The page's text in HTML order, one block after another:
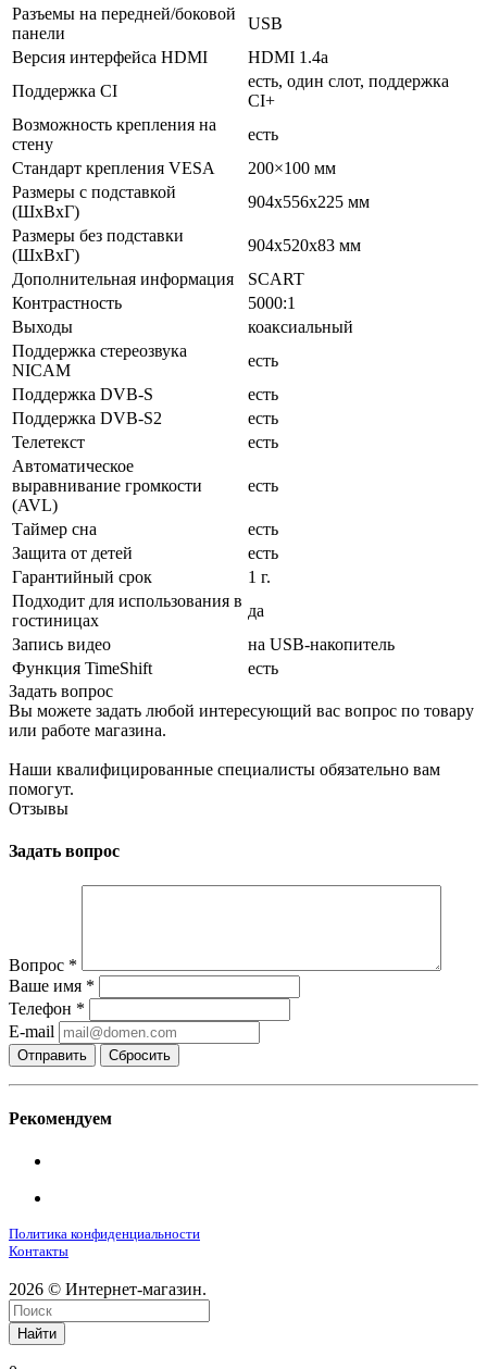
Разъемы на передней/боковой
панели
USB
Версия интерфейса HDMI
HDMI 1.4a
Поддержка CI
есть, один слот, поддержка
CI+
Возможность крепления на
стену
есть
Стандарт крепления VESA
200×100 мм
Размеры с подставкой
(ШxВxГ)
904x556x225 мм
Размеры без подставки
(ШxВxГ)
904x520x83 мм
Дополнительная информация
SCART
Контрастность
5000:1
Выходы
коаксиальный
Поддержка стереозвука
NICAM
есть
Поддержка DVB-S
есть
Поддержка DVB-S2
есть
Телетекст
есть
Автоматическое
выравнивание громкости
(AVL)
есть
Таймер сна
есть
Защита от детей
есть
Гарантийный срок
1 г.
Подходит для использования в
гостиницах
да
Запись видео
на USB-накопитель
Функция TimeShift
есть
Задать вопрос
Вы можете задать любой интересующий вас вопрос по товару
или работе магазина.
Наши квалифицированные специалисты обязательно вам
помогут.
Отзывы
Задать вопрос
Вопрос *
Ваше имя *
Телефон *
E-mail
Сбросить
Рекомендуем
Политика конфиденциальности
Контакты
2026 © Интернет-магазин.
Найти